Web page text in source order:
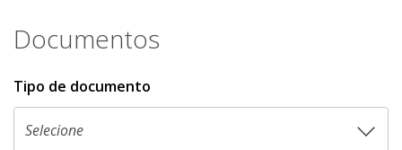
Documentos
Tipo de documento